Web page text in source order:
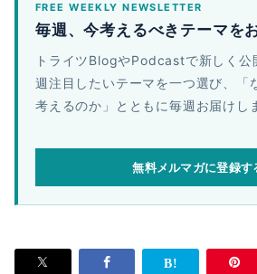
FREE WEEKLY NEWSLETTER
毎週、今考えるべきテーマを
トライツBlogやPodcastで新しく公
週注目したいテーマを一つ選び、「
考えるのか」とともに毎週お届けし
無料メルマガに登録す